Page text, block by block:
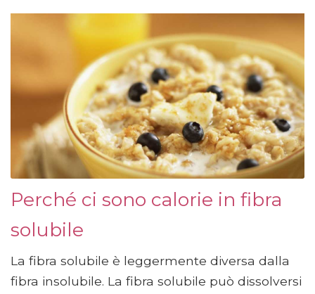
Perché ci sono calorie in fibra
solubile
La fibra solubile è leggermente diversa dalla
fibra insolubile. La fibra solubile può dissolversi